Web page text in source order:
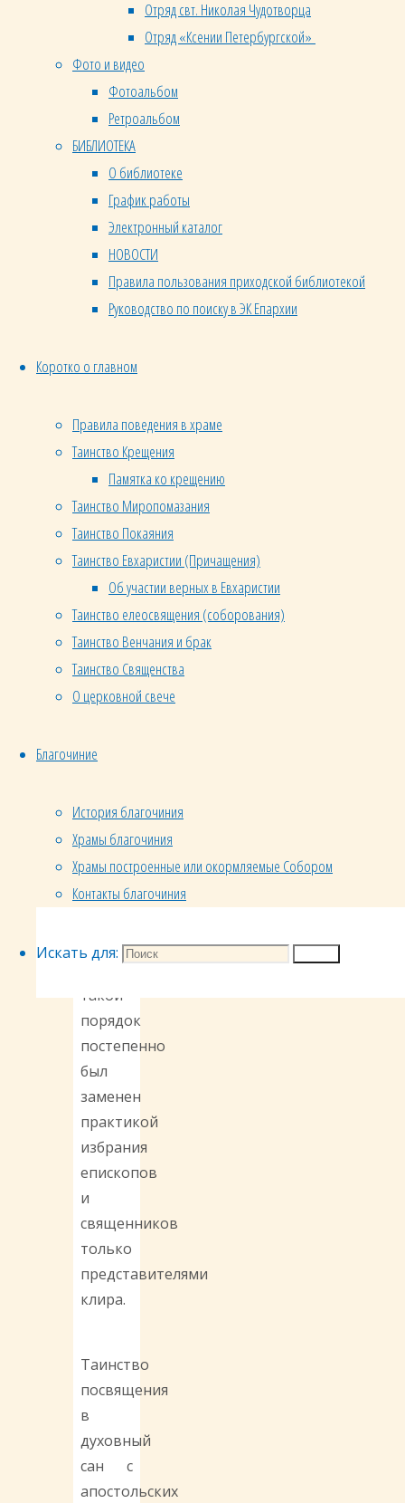
Отряд свт. Николая Чудотворца
Отряд «Ксении Петербургской»
Фото и видео
Фотоальбом
Ретроальбом
БИБЛИОТЕКА
О библиотеке
График работы
Электронный каталог
НОВОСТИ
Правила пользования приходской библиотекой
Руководство по поиску в ЭК Епархии
Коротко о главном
Правила поведения в храме
Таинство Крещения
Памятка ко крещению
Таинство Миропомазания
Таинство Покаяния
Таинство Евхаристии (Причащения)
Об участии верных в Евхаристии
Таинство елеосвящения (соборования)
Таинство Венчания и брак
Таинство Священства
О церковной свече
Благочиние
История благочиния
Храмы благочиния
Храмы построенные или окормляемые Собором
Контакты благочиния
Искать для:
допускаются
к
священнослужению.
В
Древней
Церкви
все
кандидаты
священные
степени
народом,
участвовал
в
управлении
Церковью
и в
решении
всех
важных
вопросов.
Святитель
Иоанн
был
народом
Константинополя
вопреки
своей
Однако
такой
порядок
постепенно
был
заменен
практикой
избрания
епископов
и
священников
только
представителями
клира.
Таинство
посвящения
в
духовный
сан с
апостольских